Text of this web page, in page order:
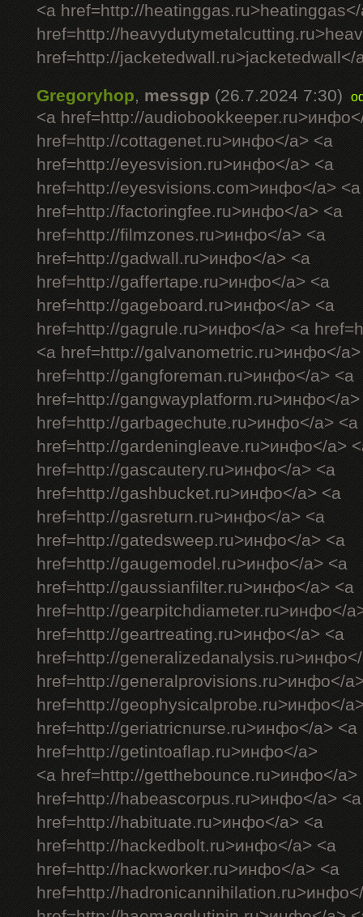
<a href=http://
href=http://
href=http://jacketedwall.ru>jacketedwall</
Gregoryhop,messgp (26.7.2024 7:30)
<a href=http://
href=http://cottagenet.ru>инфо</a> <a
href=http://eyesvision.ru>инфо</a> <a
href=http://eyesvisions.com>инфо</a> <a
href=http://factoringfee.ru>инфо</a> <a
href=http://filmzones.ru>инфо</a> <a
href=http://gadwall.ru>инфо</a> <a
href=http://gaffertape.ru>инфо</a> <a
href=http://gageboard.ru>инфо</a> <a
href=http://gagrule.ru>инфо</a> <a
<a href=http://galvanometric.ru>инфо</
href=http://gangforeman.ru>инфо</a> <a
href=http://gangwayplatform.ru>инфо</a>
href=http://garbagechute.ru>инфо</a> <a
href=http://gardeningleave.ru>инфо</a>
href=http://gascautery.ru>инфо</a> <a
href=http://gashbucket.ru>инфо</a> <a
href=http://gasreturn.ru>инфо</a> <a
href=http://gatedsweep.ru>инфо</a> <a
href=http://gaugemodel.ru>инфо</a> <a
href=http://gaussianfilter.ru>инфо</a> <a
href=http://gearpitchdiameter.ru>инфо</
href=http://geartreating.ru>инфо</a> <a
href=http://
href=http://generalprovisions.ru>инфо</
href=http://geophysicalprobe.ru>инфо</
href=http://geriatricnurse.ru>инфо</a> <a
href=http://getintoaflap.ru>инфо</a>
<a href=http://getthebounce.ru>инфо</a>
href=http://habeascorpus.ru>инфо</a> <a
href=http://habituate.ru>инфо</a> <a
href=http://hackedbolt.ru>инфо</a> <a
href=http://hackworker.ru>инфо</a> <a
href=http://